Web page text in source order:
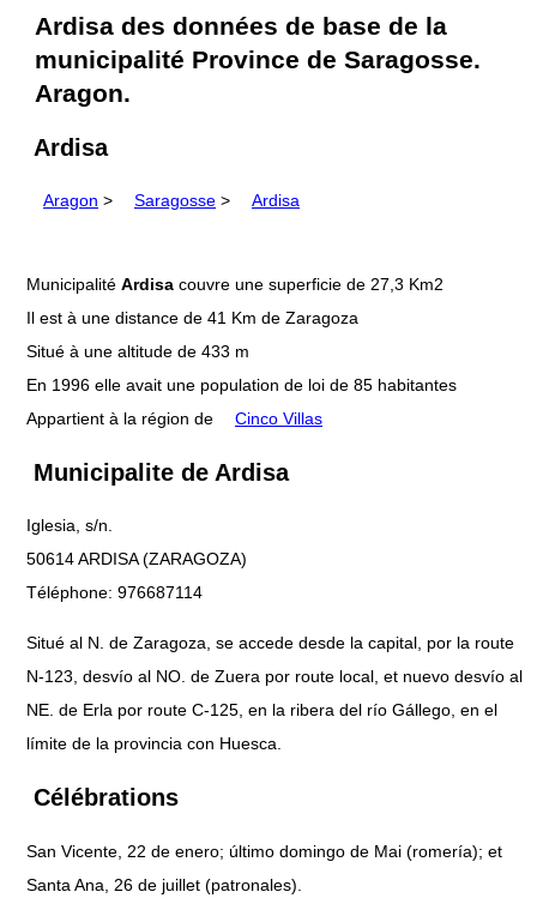
Ardisa des données de base de la
municipalité Province de Saragosse.
Aragon.
Ardisa
Aragon > Saragosse > Ardisa
Municipalité Ardisa couvre une superficie de 27,3 Km2
Il est à une distance de 41 Km de Zaragoza
Situé à une altitude de 433 m
En 1996 elle avait une population de loi de 85 habitantes
Appartient à la région de
Cinco Villas
Municipalite de Ardisa
Iglesia, s/n.
50614 ARDISA (ZARAGOZA)
Téléphone: 976687114
Situé al N. de Zaragoza, se accede desde la capital, por la route
N-123, desvío al NO. de Zuera por route local, et nuevo desvío al
NE. de Erla por route C-125, en la ribera del río Gállego, en el
límite de la provincia con Huesca.
Célébrations
San Vicente, 22 de enero; último domingo de Mai (romería); et
Santa Ana, 26 de juillet (patronales).